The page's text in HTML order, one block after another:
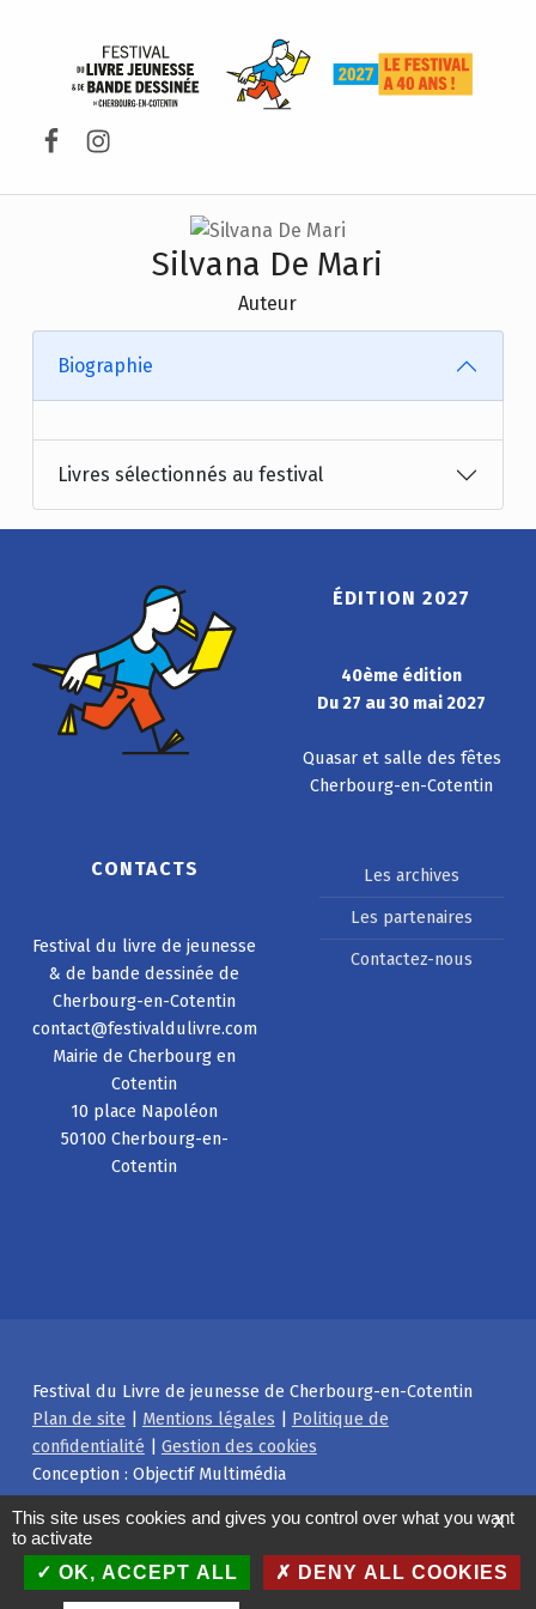
Facebook
Instagram
Silvana De Mari
Auteur
Biographie
Livres sélectionnés au festival
ÉDITION 2027
40ème édition
Du 27 au 30 mai 2027
Quasar et salle des fêtes
Cherbourg-en-Cotentin
CONTACTS
Festival du livre de jeunesse
& de bande dessinée de
Cherbourg-en-Cotentin
contact@festivaldulivre.com
Mairie de Cherbourg en
Cotentin
10 place Napoléon
50100 Cherbourg-en-
Cotentin
Les archives
Les partenaires
Contactez-nous
Festival du Livre de jeunesse de Cherbourg-en-Cotentin
Plan de site | Mentions légales | Politique de
confidentialité | Gestion des cookies
Conception : Objectif Multimédia
Facebook
Instagram
Back to top ↑ X
This site uses cookies and gives you control over what you want
to activate
OK, ACCEPT ALL
DENY ALL COOKIES